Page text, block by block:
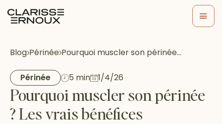
Blog Périnée Pourquoi muscler son périnée…
Périnée 5 min 1/4/26
Pourquoi muscler son périnée
? Les vrais bénéfices